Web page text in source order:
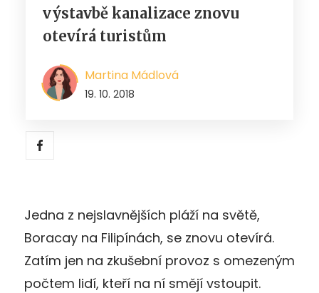
výstavbě kanalizace znovu
otevírá turistům
Martina Mádlová
19. 10. 2018
Jedna z nejslavnějších pláží na světě,
Boracay na Filipínách, se znovu otevírá.
Zatím jen na zkušební provoz s omezeným
počtem lidí, kteří na ní smějí vstoupit.